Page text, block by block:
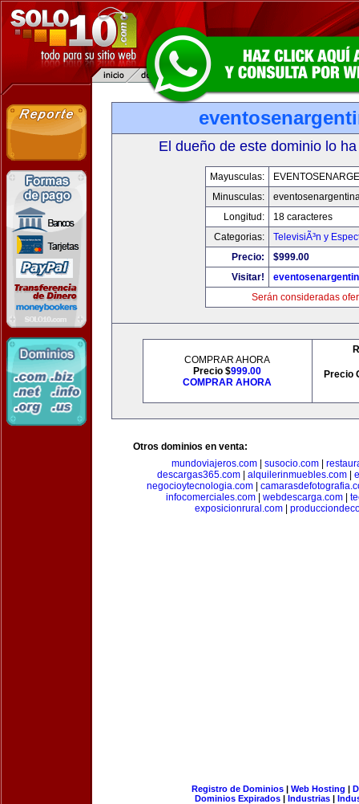
El dueño de este dominio lo
Mayusculas:
Minusculas:
Longitud:
18 caracteres
Categorias:
TelevisiÃ³n y
Precio:
$999.00
Visitar!
Serán consideradas
COMPRAR AHORA
Precio $999.00
COMPRAR AHORA
Precio
Otros dominios en venta:
mundoviajeros.com| susocio.com|
descargas365.com| alquilerinmuebles.com|
negocioytecnologia.com
infocomerciales.com| webdescarga.com|
exposicionrural.com
Registro de Dominios| Web Hosting |
Dominios Expirados | Industrias |